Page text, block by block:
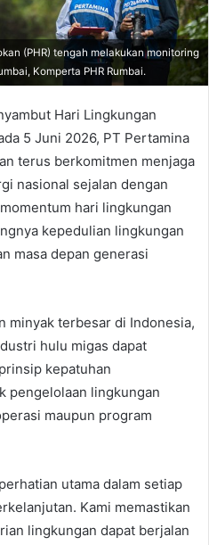
(PHR) tengah melakukan monitoring
Komperta PHR Rumbai.
Hari Lingkungan
5 Juni 2026, PT Pertamina
terus berkomitmen menjaga
nasional sejalan dengan
hari lingkungan
kepedulian lingkungan
masa depan generasi
minyak terbesar di Indonesia,
hulu migas dapat
kepatuhan
pengelolaan lingkungan
maupun program
utama dalam setiap
Kami memastikan
lingkungan dapat berjalan